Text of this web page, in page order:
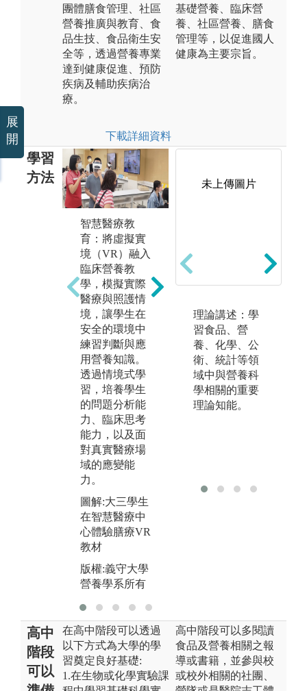
團體膳食管理、社區
營養推廣與教育、食
品生技、食品衛生安
全等，透過營養專業
達到健康促進、預防
疾病及輔助疾病治
療。
下載詳細資料
基礎營養、臨床營
養、社區營養、膳食
管理等，以促進國人
健康為主要宗旨。
學習
方法
智慧醫療教
育：將虛擬實
境（VR）融入
臨床營養教
學，模擬實際
醫療與照護情
境，讓學生在
安全的環境中
練習判斷與應
用營養知識。
透過情境式學
習，培養學生
的問題分析能
力、臨床思考
能力，以及面
對真實醫療場
域的應變能
力。
圖解:大三學生
在智慧醫療中
心體驗膳療VR
教材
版權:義守大學
營養學系所有
合作與討論，
共同完成專題
或問題解決任
合作與整合不
同意見。過程
中訓練學生溝
通表達、團隊
協作與邏輯思
考能力，培養
未來在職場或
情形
未上傳圖片
理論講述：學
習食品、營
養、化學、公
衛、統計等領
域中與營養科
學相關的重要
理論知能。
高中
階段
可以
在高中階段可以透過
以下方式為大學的學
習奠定良好基礎:
1.在生物或化學實驗課
高中階段可以多閱讀
食品及營養相關之報
導或書籍，並參與校
或校外相關的社團、
展
開